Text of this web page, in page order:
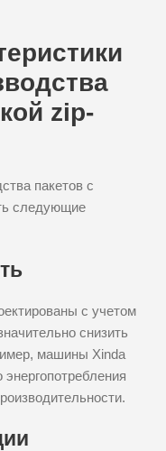
zip-
пакетов с
следующие
с учетом
снизить
машины Xinda